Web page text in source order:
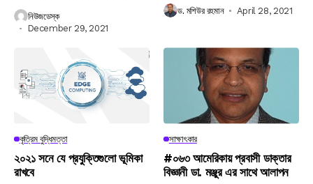
নিউজডেস্ক
December 29, 2021
ড. মশিউর রহমান April 28, 2021
কৃত্রিম বুদ্ধিমত্তা
২০২১ সনে যে প্রযুক্তিগুলো ভূমিকা
রাখবে
সাক্ষাৎকার
#০৬৩ আমেরিকায় প্রবাসী ডাক্তার
বিজ্ঞানী ডা. মঞ্জুর এর সাথে আলাপন